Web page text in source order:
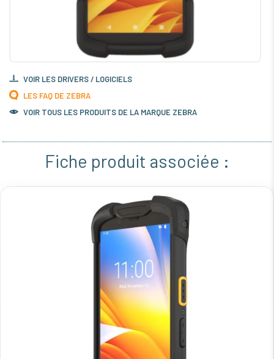
VOIR LES DRIVERS / LOGICIELS
LES FAQ DE ZEBRA
VOIR TOUS LES PRODUITS DE LA MARQUE ZEBRA
Fiche produit associée :